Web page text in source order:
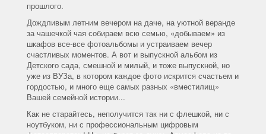
прошлого.
Дождливым летним вечером на даче, на уютной веранде
за чашечкой чая собираем всю семью, «добываем» из
шкафов все-все фотоальбомы и устраиваем вечер
счастливых моментов. А вот и выпускной альбом из
Детского сада, смешной и милый, и тоже выпускной, но
уже из ВУЗа, в котором каждое фото искрится счастьем и
гордостью, и много еще самых разных «вместилищ»
Вашей семейной истории...
Как не старайтесь, неполучится так ни с флешкой, ни с
ноутбуком, ни с профессиональным цифровым